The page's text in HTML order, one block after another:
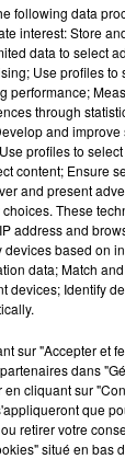
les
n’ont
des dates
qu’elle ne
décision.
Alors
culte sorti
dans
avoir des
à leur
following data
interest: Store
data to select
Use profiles to
performance;
through
and
profiles to
content; Ensure
and present
These
address and
based on
data; Match
devices; Identify
sur "Accepter et
dans
cliquant sur
que
retirer votre
situé en bas